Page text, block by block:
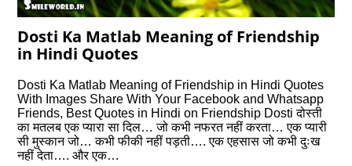
Dosti Ka Matlab Meaning of Friendship
in Hindi Quotes
Dosti Ka Matlab Meaning of Friendship in Hindi Quotes
With Images Share With Your Facebook and Whatsapp
Friends, Best Quotes in Hindi on Friendship Dosti दोस्ती
का मतलब एक प्यारा सा दिल… जो कभी नफरत नहीं करता… एक प्यारी
सी मुस्कान जो… कभी फीकी नहीं पड़ती…. एक एहसास जो कभी दुःख
नहीं देता…. और एक…